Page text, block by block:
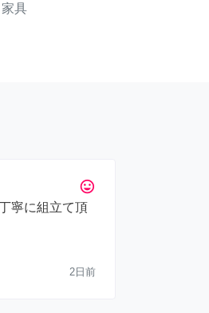
具
tag_faces
寧に組立て頂
2日前